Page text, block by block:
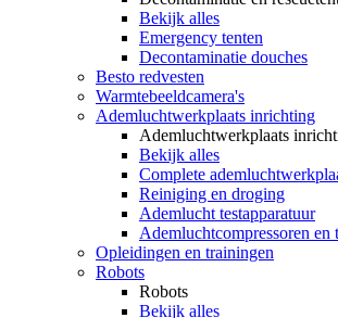
Bekijk alles
Emergency tenten
Decontaminatie douches
Besto redvesten
Warmtebeeldcamera's
Ademluchtwerkplaats inrichting
Ademluchtwerkplaats
Bekijk alles
Complete
Reiniging en droging
Ademlucht testapparatuur
Ademluchtcompressoren en
Opleidingen en trainingen
Robots
Robots
Bekijk alles